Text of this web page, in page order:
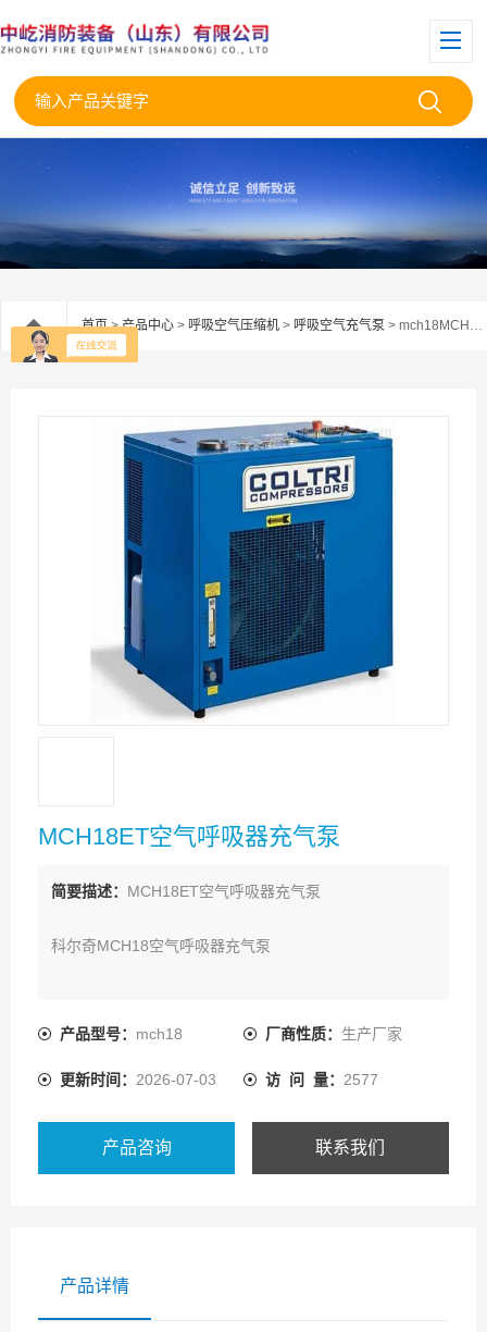
首页>产品中心 > 呼吸空气压缩机 > 呼吸空气充气泵 > mch18MCH18ET空气呼吸器充气泵
MCH18ET空气呼吸器充气泵
简要描述： MCH18ET空气呼吸器充气泵
科尔奇MCH18空气呼吸器充气泵
空气压缩机
中国的呼吸器压缩机-中屹消防装备（山东）有限公司
产品型号： mch18 厂商性质： 生产厂家
更新时间： 2026-07-03 访 问 量： 2577
产品咨询 联系我们
产品详情